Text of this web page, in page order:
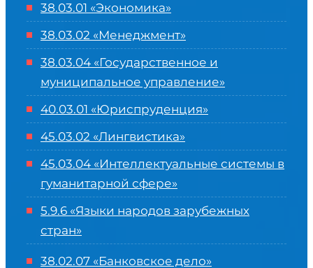
38.03.01 «Экономика»
38.03.02 «Менеджмент»
38.03.04 «Государственное и
муниципальное управление»
40.03.01 «Юриспруденция»
45.03.02 «Лингвистика»
45.03.04 «Интеллектуальные системы в
гуманитарной сфере»
5.9.6 «Языки народов зарубежных
стран»
38.02.07 «Банковское дело»